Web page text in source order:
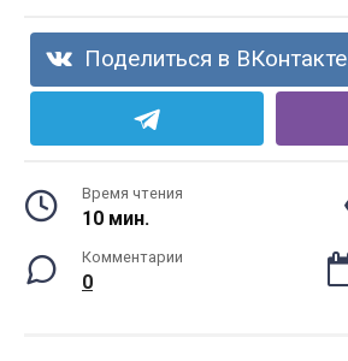
Поделиться в ВКонтакте
Время чтения
10 мин.
Комментарии
0